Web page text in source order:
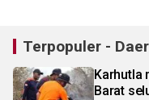
Terpopuler -
Karhutla
Barat